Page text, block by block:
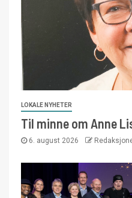
LOKALE NYHETER
Til minne om Anne
6. august 2026